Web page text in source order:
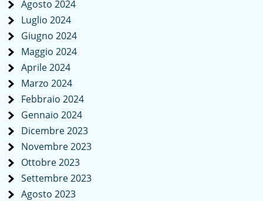
Agosto 2024
Luglio 2024
Giugno 2024
Maggio 2024
Aprile 2024
Marzo 2024
Febbraio 2024
Gennaio 2024
Dicembre 2023
Novembre 2023
Ottobre 2023
Settembre 2023
Agosto 2023